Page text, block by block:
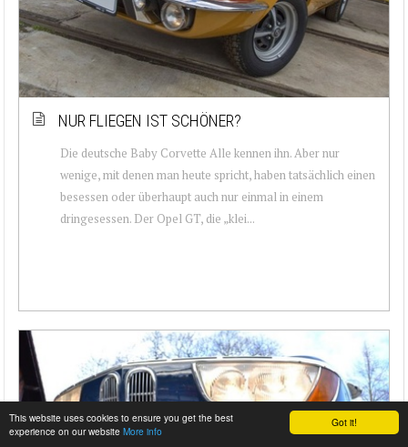
Got it!
This website uses cookies to ensure you get the best
experience on our website More info
NUR FLIEGEN IST SCHÖNER?
Die deutsche Baby Corvette Alle kennen ihn. Aber nur
wenige, mit denen man heute spricht, haben tatsächlich einen
besessen oder überhaupt auch nur einmal in einem
dringesessen. Der Opel GT, die „klei...